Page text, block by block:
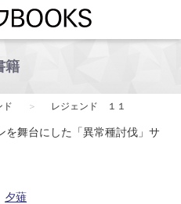
籍
ド レジェンド １１
舞台にした「異常種討伐」サ
夕薙